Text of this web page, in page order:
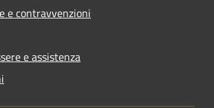
e contravvenzioni
e assistenza